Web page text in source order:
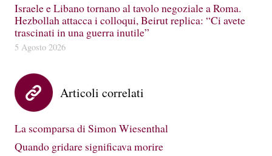
Israele e Libano tornano al tavolo negoziale a Roma.
Hezbollah attacca i colloqui, Beirut replica: “Ci avete
trascinati in una guerra inutile”
5 Agosto 2026
Articoli correlati
La scomparsa di Simon Wiesenthal
Quando gridare significava morire